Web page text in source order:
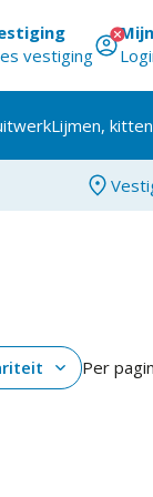
vestiging
Lijmen,
Per